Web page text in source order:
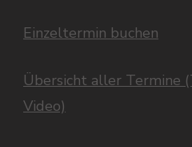
Einzeltermin buchen
Übersicht aller Termine
Video)